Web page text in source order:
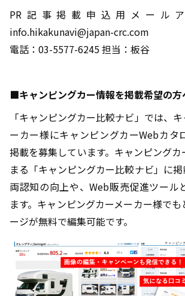
PR記事掲載申込用メール
info.hikakunavi@japan-crc.com
電話：03-5577-6245 担当：板谷
■キャンピングカー情報を掲載希望の方
「キャンピングカー比較ナビ」では、
ーカー様にキャンピングカーWebカタ
掲載を募集しています。キャンピング
まる「キャンピングカー比較ナビ」に
両認知の向上や、Web販売促進ツール
ます。キャンピングカーメーカー様で
ージが無料で編集可能です。